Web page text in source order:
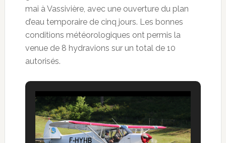
mai à Vassivière, avec une ouverture du plan
d’eau temporaire de cinq jours. Les bonnes
conditions météorologiques ont permis la
venue de 8 hydravions sur un total de 10
autorisés.